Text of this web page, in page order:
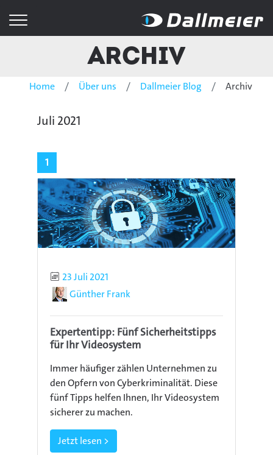
Archiv
Home Über uns Dallmeier Blog Archiv
Juli 2021
1
Publiziert
23 Juli 2021
AutorGünther Frank
Expertentipp: Fünf Sicherheitstipps
für Ihr Videosystem
Immer häufiger zählen Unternehmen zu
den Opfern von Cyberkriminalität. Diese
fünf Tipps helfen Ihnen, Ihr Videosystem
sicherer zu machen.
Jetzt lesen >